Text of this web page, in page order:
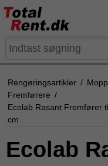
Rengøringsartikler /
Fremførere /
Ecolab Rasant Fremfører
cm
Ecolab